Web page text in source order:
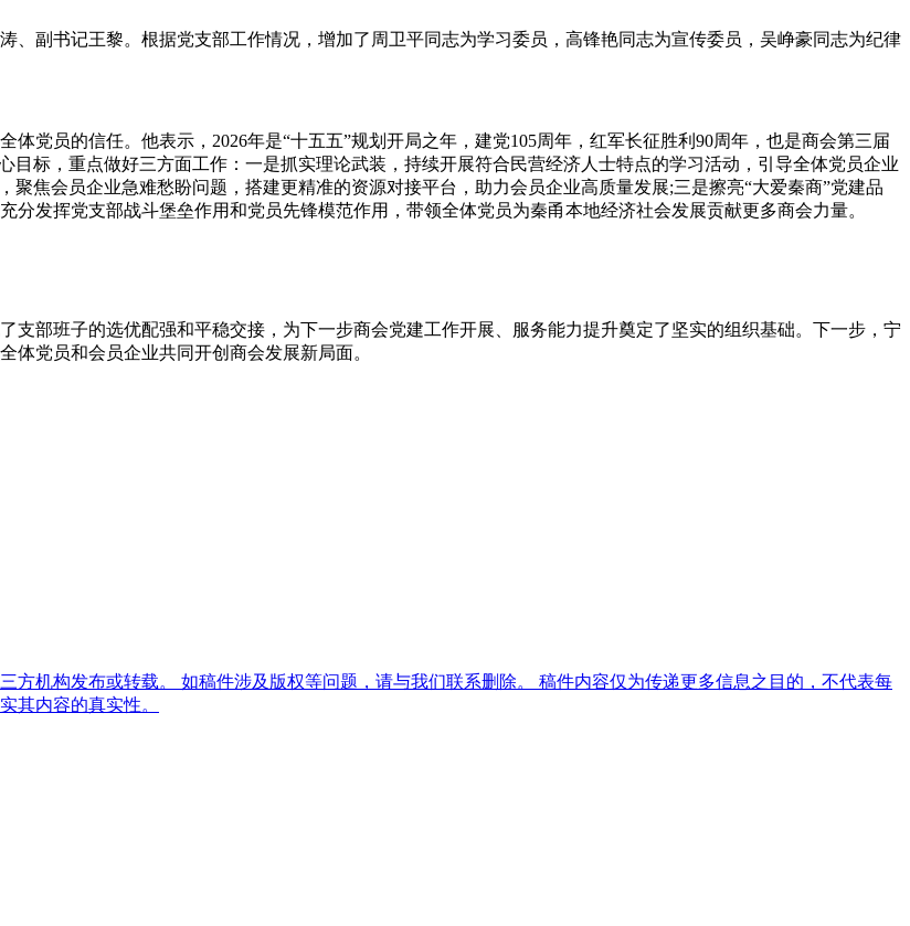
副书记王黎。根据党支部工作情况，增加了周卫平同志为学习委员，高锋艳同志为宣传委员，吴峥豪同志为纪律
员的信任。他表示，2026年是“十五五”规划开局之年，建党105周年，红军长征胜利90周年，也是商会第三届
目标，重点做好三方面工作：一是抓实理论武装，持续开展符合民营经济人士特点的学习活动，引导全体党员企业
聚焦会员企业急难愁盼问题，搭建更精准的资源对接平台，助力会员企业高质量发展;三是擦亮“大爱秦商”党建品
发挥党支部战斗堡垒作用和党员先锋模范作用，带领全体党员为秦甬本地经济社会发展贡献更多商会力量。
部班子的选优配强和平稳交接，为下一步商会党建工作开展、服务能力提升奠定了坚实的组织基础。下一步，宁
体党员和会员企业共同开创商会发展新局面。
方机构发布或转载。 如稿件涉及版权等问题，请与我们联系删除。 稿件内容仅为传递更多信息之目的，不代表每
其内容的真实性。